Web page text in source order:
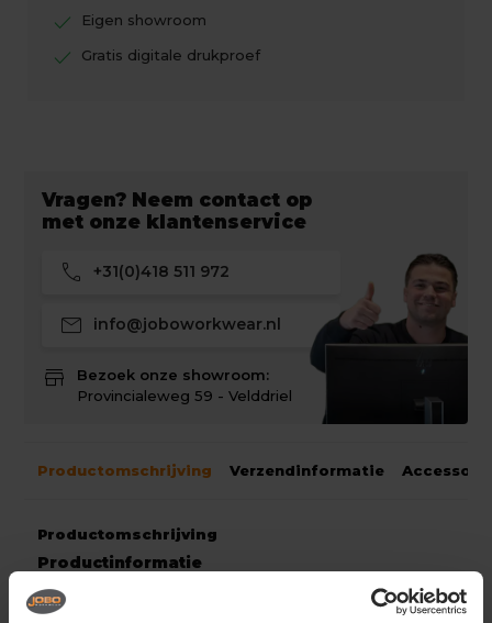
check Eigen showroom
check Gratis digitale drukproef
Vragen? Neem contact op
met onze klantenservice
call +31(0)418 511 972
mail info@joboworkwear.nl
store
Bezoek onze showroom:
Provincialeweg 59 - Velddriel
Productomschrijving Verzendinformatie
Productomschrijving
Productinformatie